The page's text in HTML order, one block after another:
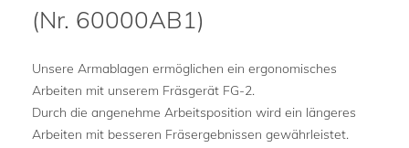
(Nr. 60000AB1)
Unsere Armablagen ermöglichen ein ergonomisches
Arbeiten mit unserem Fräsgerät FG-2.
Durch die angenehme Arbeitsposition wird ein längeres
Arbeiten mit besseren Fräsergebnissen gewährleistet.